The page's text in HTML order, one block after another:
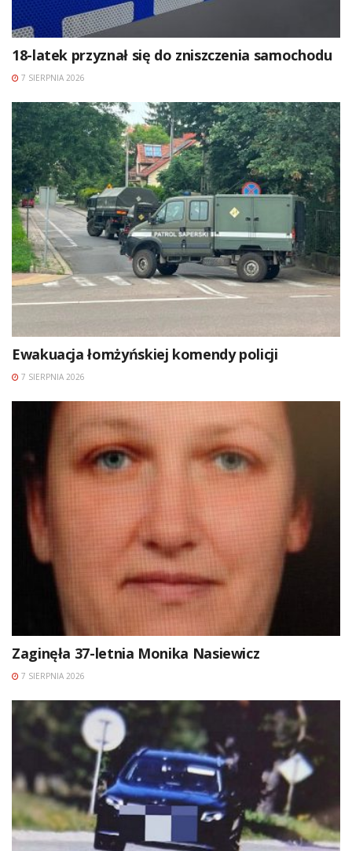
18-latek przyznał się do zniszczenia samochodu
7 SIERPNIA 2026
Ewakuacja łomżyńskiej komendy policji
7 SIERPNIA 2026
Zaginęła 37-letnia Monika Nasiewicz
7 SIERPNIA 2026